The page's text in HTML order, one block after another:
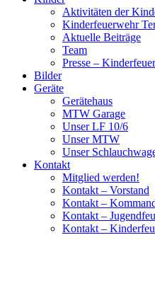
Aktivitäten der
Kinderfeuerwehr
Aktuelle Beiträge
Team
Presse –
Bilder
Geräte
Gerätehaus
MTW Garage
Unser LF 10/6
Unser MTW
Unser
Kontakt
Mitglied werden!
Kontakt – Vorstand
Kontakt –
Kontakt –
Kontakt –